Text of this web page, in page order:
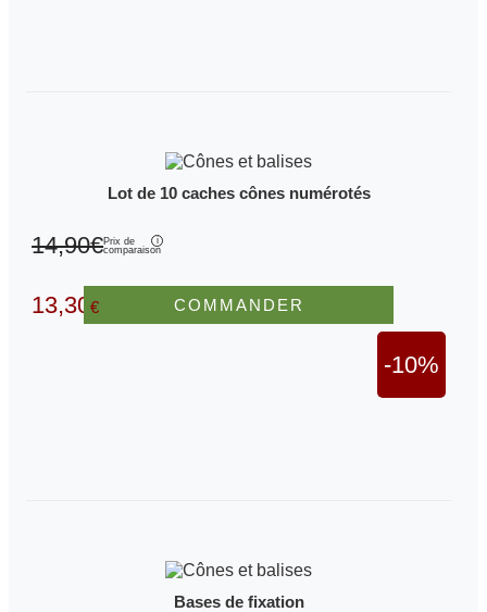
Lot de 10 caches cônes numérotés
14,90€Prix de
comparaison
13,30€
-10%
COMMANDER
Bases de fixation